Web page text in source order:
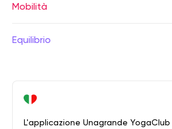
Mobilità
Equilibrio
L'applicazione Unagrande